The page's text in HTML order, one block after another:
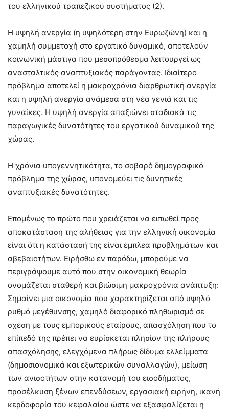
του ελληνικού τραπεζικού συστήματος (2).
Η υψηλή ανεργία (η υψηλότερη στην Ευρωζώνη) και η
χαμηλή συμμετοχή στο εργατικό δυναμικό, αποτελούν
κοινωνική μάστιγα που μεσοπρόθεσμα λειτουργεί ως
ανασταλτικός αναπτυξιακός παράγοντας. Ιδιαίτερο
πρόβλημα αποτελεί η μακροχρόνια διαρθρωτική ανεργία
και η υψηλή ανεργία ανάμεσα στη νέα γενιά και τις
γυναίκες. Η υψηλή ανεργία απαξιώνει σταδιακά τις
παραγωγικές δυνατότητες του εργατικού δυναμικού της
χώρας.
Η χρόνια υπογεννητικότητα, το σοβαρό δημογραφικό
πρόβλημα της χώρας, υπονομεύει τις δυνητικές
αναπτυξιακές δυνατότητες.
Επομένως το πρώτο που χρειάζεται να ειπωθεί προς
αποκατάσταση της αλήθειας για την ελληνική οικονομία
είναι ότι η κατάστασή της είναι έμπλεα προβλημάτων και
αβεβαιοτήτων. Ειρήσθω εν παρόδω, μπορούμε να
περιγράψουμε αυτό που στην οικονομική θεωρία
ονομάζεται σταθερή και βιώσιμη μακροχρόνια ανάπτυξη:
Σημαίνει μια οικονομία που χαρακτηρίζεται από υψηλό
ρυθμό μεγέθυνσης, χαμηλό διαφορικό πληθωρισμό σε
σχέση με τους εμπορικούς εταίρους, απασχόληση που το
επίπεδό της πρέπει να ευρίσκεται πλησίον της πλήρους
απασχόλησης, ελεγχόμενα πλήρως δίδυμα ελλείμματα
(δημοσιονομικά και εξωτερικών συναλλαγών), μείωση
των ανισοτήτων στην κατανομή του εισοδήματος,
προσέλκυση ξένων επενδύσεων, εργασιακή ειρήνη, ικανή
κερδοφορία του κεφαλαίου ώστε να εξασφαλίζεται η